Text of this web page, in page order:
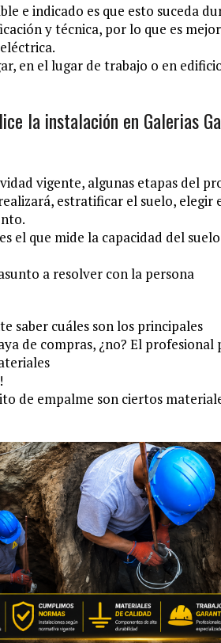
e indicado es que esto suceda
y técnica, por lo que es
en el lugar de trabajo o en
la instalación en Galerias
vigente, algunas etapas del
estratificar el suelo, elegir
el que mide la capacidad del
a resolver con la persona
saber cuáles son los principales
de compras, ¿no? El profesional
de empalme son ciertos